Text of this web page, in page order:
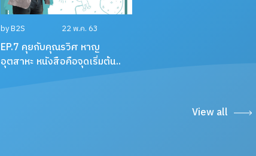
by B2S 22 พ.ค. 63
EP.7 คุยกับคุณรวิศ หาญ
อุตสาหะ หนังสือคือจุดเริ่มต้น..
View all